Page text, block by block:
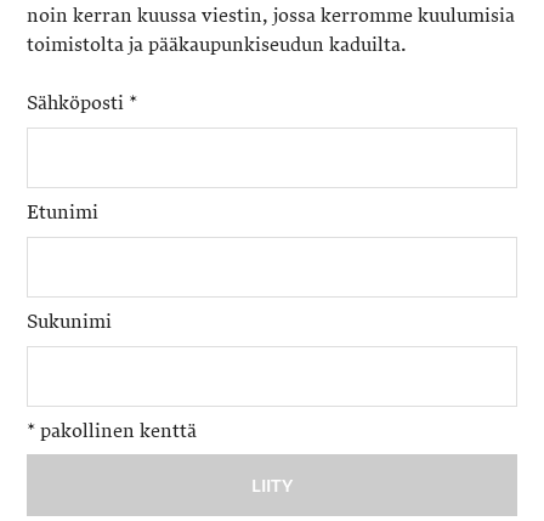
noin kerran kuussa viestin, jossa kerromme kuulumisia
toimistolta ja pääkaupunkiseudun kaduilta.
Sähköposti *
Etunimi
Sukunimi
* pakollinen kenttä